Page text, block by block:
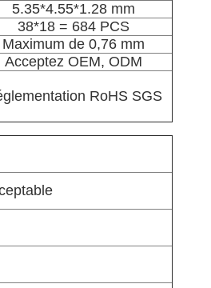
5.35*4.55*1.28 mm
38*18 = 684 PCS
Maximum de 0,76 mm
Acceptez OEM, ODM
RoHS SGS